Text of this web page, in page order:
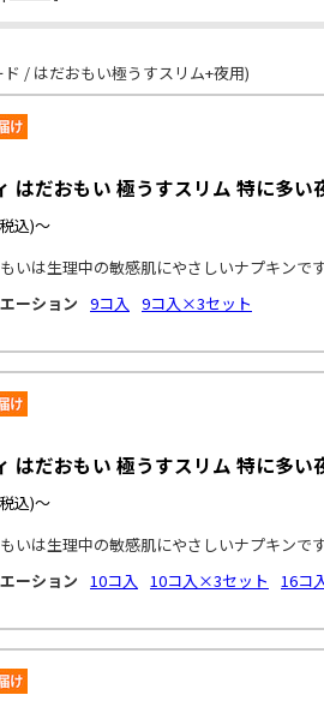
/ はだおもい極うすスリム+夜用)
はだおもい 極うすスリム 特に多い
込)～
いは生理中の敏感肌にやさしいナプキンで
ーション 9コ入 9コ入×3セット
はだおもい 極うすスリム 特に多い
込)～
いは生理中の敏感肌にやさしいナプキンで
ーション 10コ入 10コ入×3セット 16コ